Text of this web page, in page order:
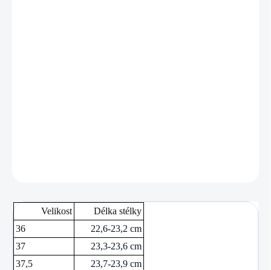
Velikost
Délka stélky
36
22,6-23,2 cm
37
23,3-23,6 cm
37,5
23,7-23,9 cm